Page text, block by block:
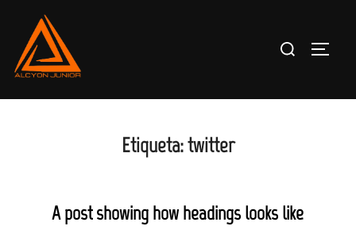
content
Search
Etiqueta:twitter
A post showing how headings looks like